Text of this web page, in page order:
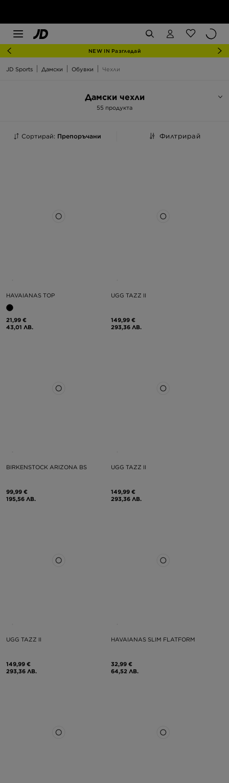
NEW IN Разгледай
JD Sports Дамски Обувки Чехли
Дамски чехли
55 продукта
Сортирай: Препоръчани Филтрирай
HAVAIANAS TOP
21,99 €
43,01 ЛВ.
UGG TAZZ II
149,99 €
293,36 ЛВ.
BIRKENSTOCK ARIZONA BS
99,99 €
195,56 ЛВ.
UGG TAZZ II
149,99 €
293,36 ЛВ.
UGG TAZZ II
149,99 €
293,36 ЛВ.
HAVAIANAS SLIM FLATFORM
32,99 €
64,52 ЛВ.